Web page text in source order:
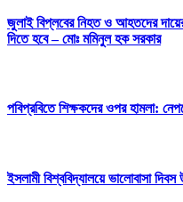
জুলাই বিপ্লবের নিহত ও আহতদের দায়ের
দিতে হবে – মোঃ মমিনুল হক সরকার
পবিপ্রবিতে শিক্ষকদের ওপর হামলা:
ইসলামী বিশ্ববিদ্যালয়ে ভালোবাসা